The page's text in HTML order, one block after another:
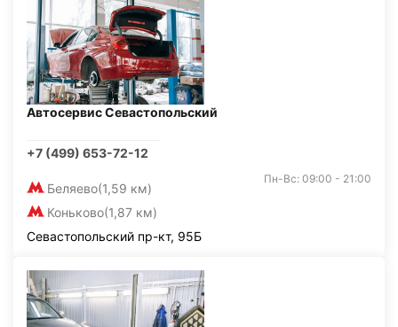
Автосервис Севастопольский
+7 (499) 653-72-12
Беляево(1,59 км)
Коньково(1,87 км)
Пн-Вс: 09:00 - 21:00
Севастопольский пр-кт, 95Б